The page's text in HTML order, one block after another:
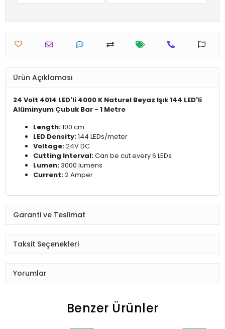
Ürün Açıklaması
24 Volt 4014 LED'li 4000 K Naturel Beyaz Işık 144 LED'li
Alüminyum Çubuk Bar - 1 Metre
Length:100 cm
LED Density:144 LEDs/meter
Voltage:24V DC
Cutting Interval:Can be cut every 6 LEDs
Lumen:3000 lumens
Current:2 Amper
Garanti ve Teslimat
Taksit Seçenekleri
Yorumlar
Benzer Ürünler